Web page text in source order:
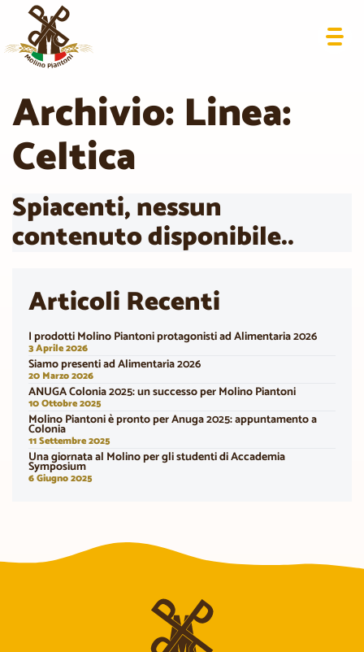
Archivio: Linea:
Celtica
Spiacenti, nessun
contenuto disponibile..
Articoli Recenti
I prodotti Molino Piantoni protagonisti ad Alimentaria 2026
3 Aprile 2026
Siamo presenti ad Alimentaria 2026
20 Marzo 2026
ANUGA Colonia 2025: un successo per Molino Piantoni
10 Ottobre 2025
Molino Piantoni è pronto per Anuga 2025: appuntamento a
Colonia
11 Settembre 2025
Una giornata al Molino per gli studenti di Accademia
Symposium
6 Giugno 2025